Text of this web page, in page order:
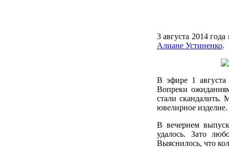
3 августа 2014
Алиане Устиненко.
В эфире 1 августа
Вопреки
стали скандалить.
ювелирное изделие.
В вечернем
удалось. Зато
Выяснилось, что